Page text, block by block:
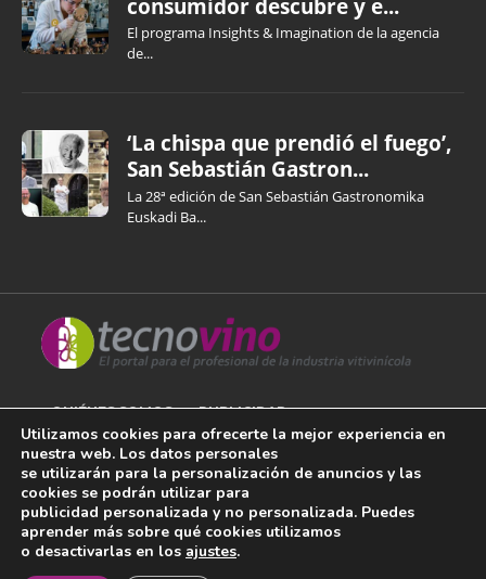
consumidor descubre y e...
El programa Insights & Imagination de la agencia
de...
‘La chispa que prendió el fuego’,
San Sebastián Gastron...
La 28ª edición de San Sebastián Gastronomika
Euskadi Ba...
QUIÉNES SOMOS PUBLICIDAD
AVISO LEGAL
POLÍTICA DE COOKIES
POLÍTICA DE PRIVACIDAD
Utilizamos cookies para ofrecerte la mejor experiencia en
nuestra web. Los datos personales
se utilizarán para la personalización de anuncios y las
cookies se podrán utilizar para
publicidad personalizada y no personalizada. Puedes
aprender más sobre qué cookies utilizamos
o desactivarlas en los ajustes.